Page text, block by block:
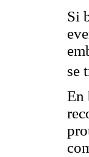
Si
se
En